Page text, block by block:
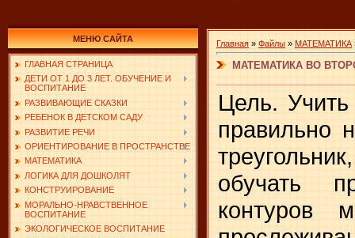
МЕНЮ САЙТА
ГЛАВНАЯ СТРАНИЦА
ДЕТИ ОТ 1 ДО 3 ЛЕТ. ОБУЧЕНИЕ И
ВОСПИТАНИЕ
РАЗВИВАЮЩИЕ СКАЗКИ
РЕБЕНОК В ДЕТСКОМ САДУ
РАЗВИТИЕ РЕЧИ
ОРИЕНТИРОВАНИЕ В ПРОСТРАНСТВЕ
МАТЕМАТИКА
ЛОГИКА ДЛЯ ДОШКОЛЯТ
КОНСТРУИРОВАНИЕ
МОРАЛЬНО-НРАВСТВЕННОЕ
ВОСПИТАНИЕ
ЭКОЛОГИЧЕСКОЕ ВОСПИТАНИЕ
Главная » Файлы » МАТЕМАТИКА
МАТЕМАТИКА ВО
Цель.
правильно
обучать
контуров